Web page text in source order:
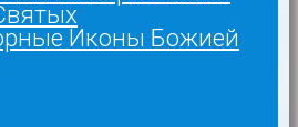
Иконы Божией